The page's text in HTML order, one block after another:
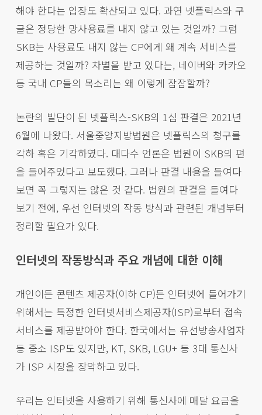
해야 한다는 입장도 확산되고 있다. 과연 넷플릭스와 구
글은 정당한 망사용료를 내지 않고 있는 것일까? 그럼
SKB는 사용료도 내지 않는 CP에게 왜 계속 서비스를
제공하는 것일까? 차별을 받고 있다는, 네이버와 카카오
등 국내 CP들의 목소리는 왜 이렇게 잠잠할까?
논란의 발단이 된 넷플릭스-SKB의 1심 판결은 2021년
6월에 나왔다. 서울중앙지방법원은 넷플릭스의 청구를
각하 혹은 기각하였다. 대다수 언론은 법원이 SKB의 편
을 들어주었다고 보도했다. 그러나 판결 내용을 들여다
보면 꼭 그렇지는 않은 것 같다. 법원의 판결을 들여다
보기 전에, 우선 인터넷의 작동 방식과 관련된 개념부터
정리할 필요가 있다.
인터넷의 작동방식과 주요 개념에 대한 이해
개인이든 콘텐츠 제공자(이하 CP)든 인터넷에 들어가기
위해서는 특정한 인터넷서비스제공자(ISP)로부터 접속
서비스를 제공받아야 한다. 한국에서는 유선방송사업자
등 중소 ISP도 있지만, KT, SKB, LGU+ 등 3대 통신사
가 ISP 시장을 장악하고 있다.
우리는 인터넷을 사용하기 위해 통신사에 매달 요금을